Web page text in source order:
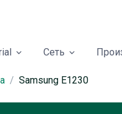
Сеть
Samsung E1230